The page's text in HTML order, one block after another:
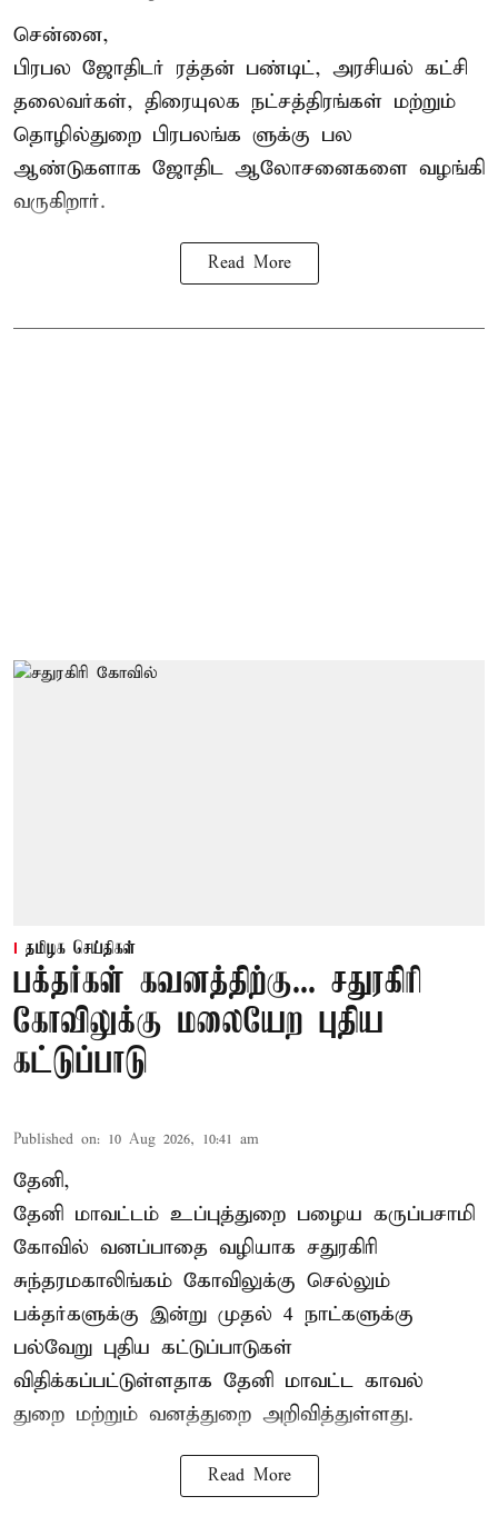
சென்னை,
பிரபல ஜோதிடர் ரத்தன் பண்டிட், அரசியல் கட்சி
தலைவர்கள், திரையுலக நட்சத்திரங்கள் மற்றும்
தொழில்துறை பிரபலங்க ளுக்கு பல
ஆண்டுகளாக ஜோதிட ஆலோசனைகளை வழங்கி
வருகிறார்.
Read More
தமிழக செய்திகள்
பக்தர்கள் கவனத்திற்கு... சதுரகிரி
கோவிலுக்கு மலையேற புதிய
கட்டுப்பாடு
Published on: 10 Aug 2026, 10:41 am
தேனி,
தேனி மாவட்டம் உப்புத்துறை பழைய கருப்பசாமி
கோவில் வனப்பாதை வழியாக சதுரகிரி
சுந்தரமகாலிங்கம் கோவிலுக்கு செல்லும்
பக்தர்களுக்கு இன்று முதல் 4 நாட்களுக்கு
பல்வேறு புதிய கட்டுப்பாடுகள்
விதிக்கப்பட்டுள்ளதாக தேனி மாவட்ட காவல்
துறை மற்றும் வனத்துறை அறிவித்துள்ளது.
Read More